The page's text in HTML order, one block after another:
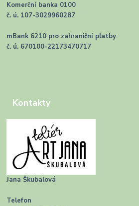
Komerční banka 0100
č. ú. 107-3029960287
mBank 6210 pro zahraniční platby
č. ú. 670100-22173470717
Kontakty
Jana Škubalová
Telefon